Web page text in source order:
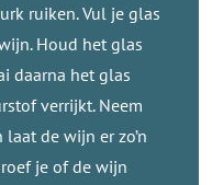
ruiken. Vul je glas
Houd het glas
daarna het glas
verrijkt. Neem
de wijn er zo’n
je of de wijn